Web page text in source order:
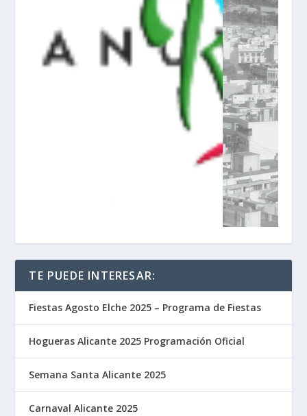
TE PUEDE INTERESAR:
Fiestas Agosto Elche 2025 – Programa de Fiestas
Hogueras Alicante 2025 Programación Oficial
Semana Santa Alicante 2025
Carnaval Alicante 2025